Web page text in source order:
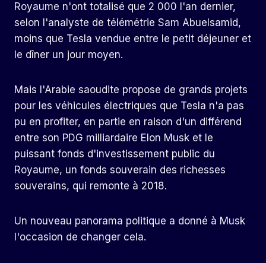
Royaume n'ont totalisé que 2 000 l'an dernier,
selon l'analyste de télémétrie Sam Abuelsamid,
moins que Tesla vendue entre le petit déjeuner et
le dîner un jour moyen.
Mais l'Arabie saoudite propose de grands projets
pour les véhicules électriques que Tesla n'a pas
pu en profiter, en partie en raison d'un différend
entre son PDG milliardaire Elon Musk et le
puissant fonds d'investissement public du
Royaume, un fonds souverain des richesses
souverains, qui remonte à 2018.
Un nouveau panorama politique a donné à Musk
l'occasion de changer cela.